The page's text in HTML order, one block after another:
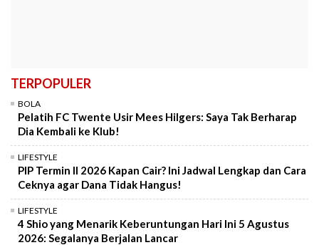
TERPOPULER
BOLA
Pelatih FC Twente Usir Mees Hilgers: Saya Tak Berharap
Dia Kembali ke Klub!
LIFESTYLE
PIP Termin II 2026 Kapan Cair? Ini Jadwal Lengkap dan Cara
Ceknya agar Dana Tidak Hangus!
LIFESTYLE
4 Shio yang Menarik Keberuntungan Hari Ini 5 Agustus
2026: Segalanya Berjalan Lancar